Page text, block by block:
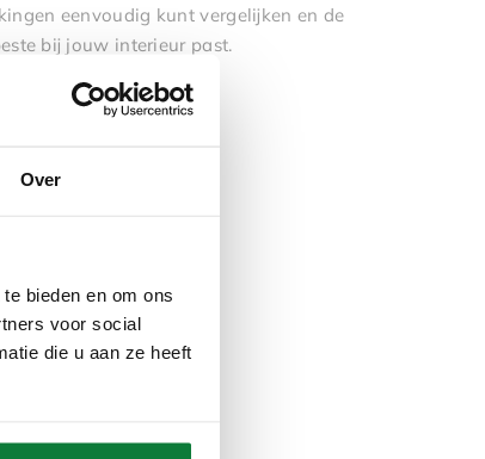
Over
bieden en om ons
voor social
die u aan ze heeft
eenvoudig kunt vergelijken en de
bij jouw interieur past.